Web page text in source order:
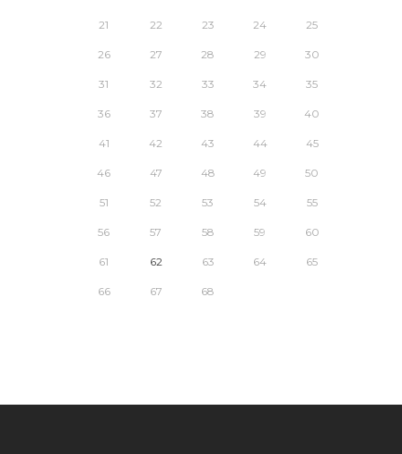
21 22 23 24 25
26 27 28 29 30
31 32 33 34 35
36 37 38 39 40
41 42 43 44 45
46 47 48 49 50
51 52 53 54 55
56 57 58 59 60
61 62 63 64 65
66 67 68